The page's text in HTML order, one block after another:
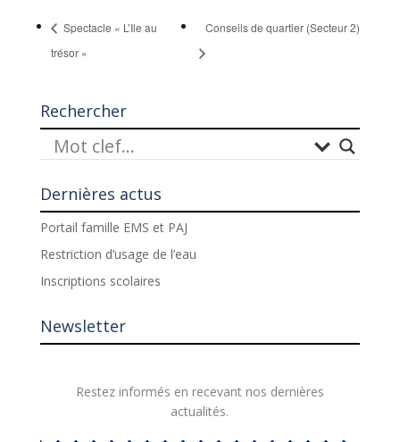
Spectacle « L’Ile au
trésor »
Conseils de quartier (Secteur 2)
Rechercher
Dernières actus
Portail famille EMS et PAJ
Restriction d’usage de l’eau
Inscriptions scolaires
Newsletter
Restez informés en recevant nos dernières
actualités.